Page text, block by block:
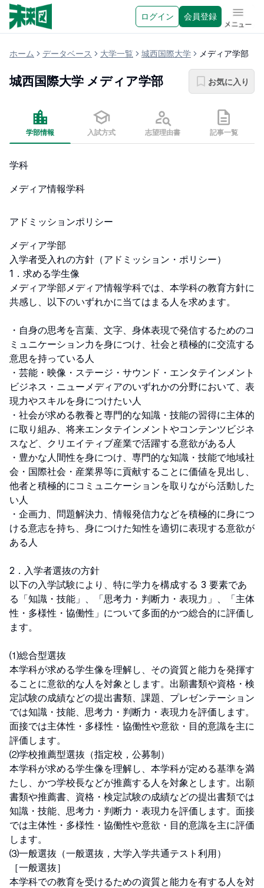
ログイン 会員登録 メニュ
ホーム データベース 大学一覧 城西国際大学 メディア学部
城西国際大学 メディア学部 お気に入り
学部情報 入試方式 志望理由書 記事一覧
学科
メディア情報学科
アドミッションポリシー
メディア学部
入学者受入れの方針（アドミッション・ポリシー）
1．求める学生像
メディア学部メディア情報学科では、本学科の教育方針に
共感し、以下のいずれかに当てはまる人を求めます。
・自身の思考を言葉、文字、身体表現で発信するためのコ
ミュニケーション力を身につけ、社会と積極的に交流する
意思を持っている人
・芸能・映像・ステージ・サウンド・エンタテインメント
ビジネス・ニューメディアのいずれかの分野において、表
現力やスキルを身につけたい人
・社会が求める教養と専門的な知識・技能の習得に主体的
に取り組み、将来エンタテインメントやコンテンツビジネ
スなど、クリエイティブ産業で活躍する意欲がある人
・豊かな人間性を身につけ、専門的な知識・技能で地域社
会・国際社会・産業界等に貢献することに価値を見出し、
他者と積極的にコミュニケーションを取りながら活動した
い人
・企画力、問題解決力、情報発信力などを積極的に身につ
ける意志を持ち、身につけた知性を適切に表現する意欲が
ある人
2．入学者選抜の方針
以下の入学試験により、特に学力を構成する 3 要素であ
る「知識・技能」、「思考力・判断力・表現力」、「主体
性・多様性・協働性」について多面的かつ総合的に評価し
ます。
⑴総合型選抜
本学科が求める学生像を理解し、その資質と能力を発揮す
ることに意欲的な人を対象とします。出願書類や資格・検
定試験の成績などの提出書類、課題、プレゼンテーション
では知識・技能、思考力・判断力・表現力を評価します。
面接では主体性・多様性・協働性や意欲・目的意識を主に
評価します。
⑵学校推薦型選抜（指定校，公募制）
本学科が求める学生像を理解し、本学科が定める基準を満
たし、かつ学校長などが推薦する人を対象とします。出願
書類や推薦書、資格・検定試験の成績などの提出書類では
知識・技能、思考力・判断力・表現力を評価します。面接
では主体性・多様性・協働性や意欲・目的意識を主に評価
します。
⑶一般選抜（一般選抜，大学入学共通テスト利用）
［一般選抜］
本学科での教育を受けるための資質と能力を有する人を対